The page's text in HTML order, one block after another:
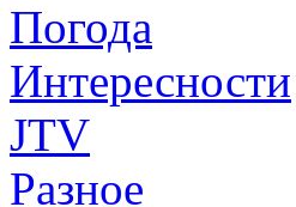
Погода
Интересности
JTV
Разное